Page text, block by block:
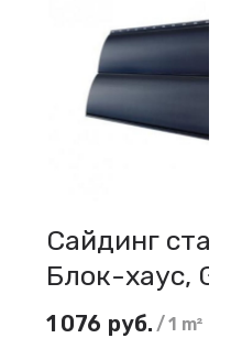
Сайдинг
Блок-хаус,
Line, 0,45
1 076 руб. /1 m²